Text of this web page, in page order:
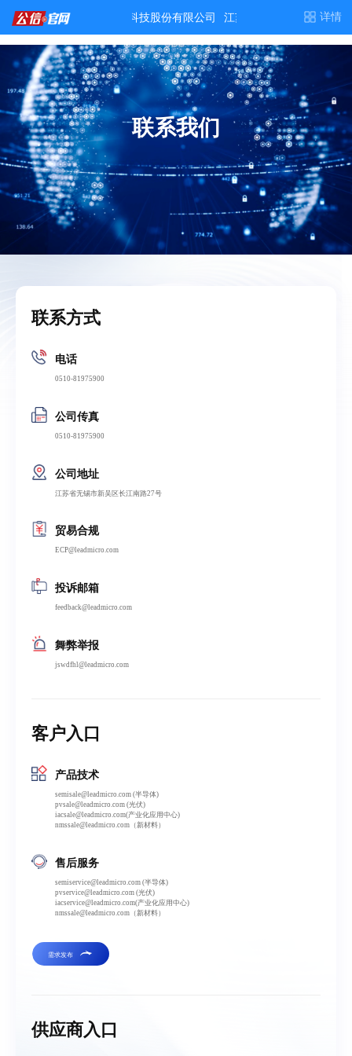
联系我们
联系方式
电话
0510-81975900‬‬
公司传真
0510-81975900‬‬
公司地址
江苏省无锡市新吴区长江南路27号‬‬
贸易合规
ECP@leadmicro.com‬‬
投诉邮箱
feedback@leadmicro.com‬‬
舞弊举报
jswdfhl@leadmicro.com‬
客户入口
产品技术
semisale@leadmicro.com (半导体)
pvsale@leadmicro.com (光伏)‬
iacsale@leadmicro.com(产业化应用中心)‬‬‬
nmssale@leadmicro.com（新材料）‬
售后服务
semiservice@leadmicro.com (半导体)
pvservice@leadmicro.com (光伏)‬
iacservice@leadmicro.com(产业化应用中心)‬‬
nmssale@leadmicro.com（新材料）‬
需求发布
供应商入口